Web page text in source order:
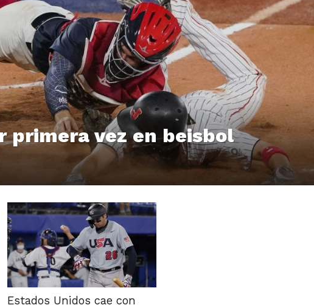
primera vez en beisbol
Estados Unidos cae con